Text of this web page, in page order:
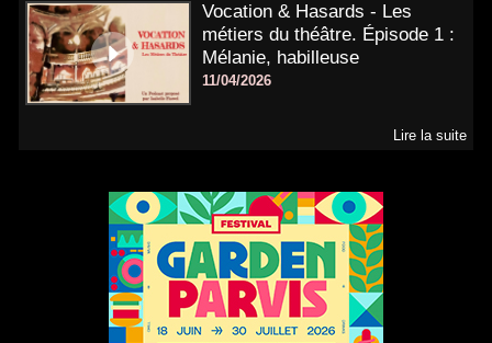
Vocation & Hasards - Les
métiers du théâtre. Épisode 1 :
Mélanie, habilleuse
11/04/2026
Lire la suite